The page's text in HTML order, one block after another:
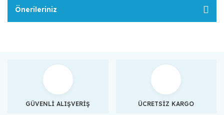
Önerileriniz
GÜVENLİ ALIŞVERİŞ ÜCRETSİZ KARGO